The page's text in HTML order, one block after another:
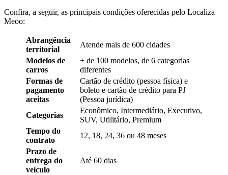
Confira, a seguir, as principais condições oferecidas pelo Localiza
Meoo:
Abrangência
territorial
Atende mais de 600 cidades
Modelos de
carros
+ de 100 modelos, de 6 categorias
diferentes
Formas de
pagamento
aceitas
Cartão de crédito (pessoa física) e
boleto e cartão de crédito para PJ
(Pessoa jurídica)
Categorias
Econômico, Intermediário, Executivo,
SUV, Utilitário, Premium
Tempo do
contrato
12, 18, 24, 36 ou 48 meses
Prazo de
entrega do
veículo
Até 60 dias